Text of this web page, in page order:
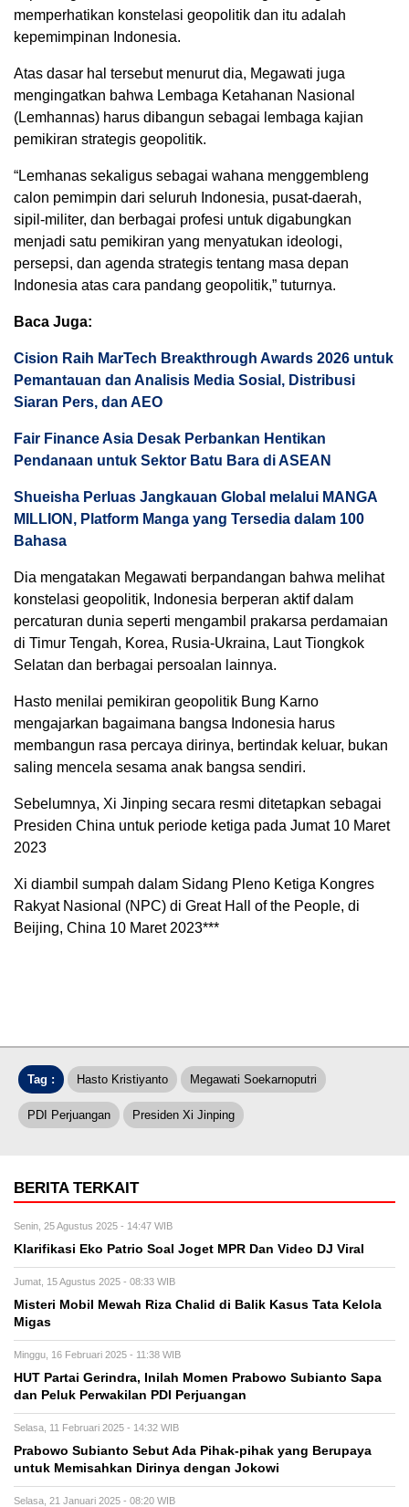
memperhatikan konstelasi geopolitik dan itu adalah
kepemimpinan Indonesia.
Atas dasar hal tersebut menurut dia, Megawati juga
mengingatkan bahwa Lembaga Ketahanan Nasional
(Lemhannas) harus dibangun sebagai lembaga kajian
pemikiran strategis geopolitik.
“Lemhanas sekaligus sebagai wahana menggembleng
calon pemimpin dari seluruh Indonesia, pusat-daerah,
sipil-militer, dan berbagai profesi untuk digabungkan
menjadi satu pemikiran yang menyatukan ideologi,
persepsi, dan agenda strategis tentang masa depan
Indonesia atas cara pandang geopolitik,” tuturnya.
Baca Juga:
Cision Raih MarTech Breakthrough Awards 2026 untuk
Pemantauan dan Analisis Media Sosial, Distribusi
Siaran Pers, dan AEO
Fair Finance Asia Desak Perbankan Hentikan
Pendanaan untuk Sektor Batu Bara di ASEAN
Shueisha Perluas Jangkauan Global melalui MANGA
MILLION, Platform Manga yang Tersedia dalam 100
Bahasa
Dia mengatakan Megawati berpandangan bahwa melihat
konstelasi geopolitik, Indonesia berperan aktif dalam
percaturan dunia seperti mengambil prakarsa perdamaian
di Timur Tengah, Korea, Rusia-Ukraina, Laut Tiongkok
Selatan dan berbagai persoalan lainnya.
Hasto menilai pemikiran geopolitik Bung Karno
mengajarkan bagaimana bangsa Indonesia harus
membangun rasa percaya dirinya, bertindak keluar, bukan
saling mencela sesama anak bangsa sendiri.
Sebelumnya, Xi Jinping secara resmi ditetapkan sebagai
Presiden China untuk periode ketiga pada Jumat 10 Maret
2023
Xi diambil sumpah dalam Sidang Pleno Ketiga Kongres
Rakyat Nasional (NPC) di Great Hall of the People, di
Beijing, China 10 Maret 2023***
Tag : Hasto Kristiyanto Megawati Soekarnoputri
PDI Perjuangan Presiden Xi Jinping
BERITA TERKAIT
Senin, 25 Agustus 2025 - 14:47 WIB
Klarifikasi Eko Patrio Soal Joget MPR Dan Video DJ Viral
Jumat, 15 Agustus 2025 - 08:33 WIB
Misteri Mobil Mewah Riza Chalid di Balik Kasus Tata Kelola
Migas
Minggu, 16 Februari 2025 - 11:38 WIB
HUT Partai Gerindra, Inilah Momen Prabowo Subianto Sapa
dan Peluk Perwakilan PDI Perjuangan
Selasa, 11 Februari 2025 - 14:32 WIB
Prabowo Subianto Sebut Ada Pihak-pihak yang Berupaya
untuk Memisahkan Dirinya dengan Jokowi
Selasa, 21 Januari 2025 - 08:20 WIB